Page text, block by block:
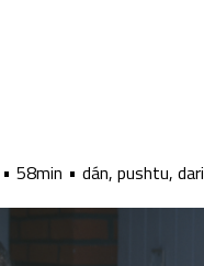
58min
dán, pushtu, dari